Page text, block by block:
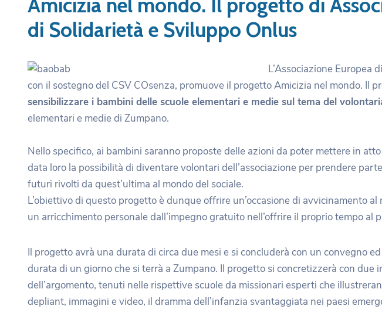
di Solidarietà e Sviluppo Onlus
L’Associazione Europea
con il sostegno del CSV COsenza, promuove il progetto Amicizia nel mondo. Il
sensibilizzare i bambini delle scuole elementari e medie sul tema del
elementari e medie di Zumpano.
Nello specifico, ai bambini saranno proposte delle azioni da poter mettere in
data loro la possibilità di diventare volontari dell’associazione per prendere
futuri rivolti da quest’ultima al mondo del sociale.
L’obiettivo di questo progetto è dunque offrire un’occasione di avvicinamento
un arricchimento personale dall’impegno gratuito nell’offrire il proprio tempo al
Il progetto avrà una durata di circa due mesi e si concluderà con un convegno
durata di un giorno che si terrà a Zumpano. Il progetto si concretizzerà con due
dell’argomento, tenuti nelle rispettive scuole da missionari esperti che
depliant, immagini e video, il dramma dell’infanzia svantaggiata nei paesi